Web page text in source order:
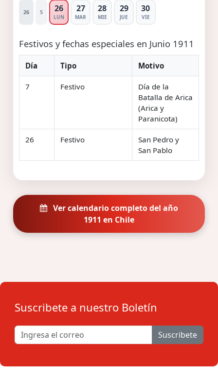
26 5 26
LUN
27
MAR
28
MIE
29
JUE
30
VIE
Festivos y fechas especiales en Junio 1911
Día Tipo Motivo
7 Festivo
Día de la
Batalla de Arica
(Arica y
Paranicota)
26 Festivo
San Pedro y
San Pablo
Ver calendario completo del año
1911 en Chile
Suscribete a nuestro Boletín
Suscribete